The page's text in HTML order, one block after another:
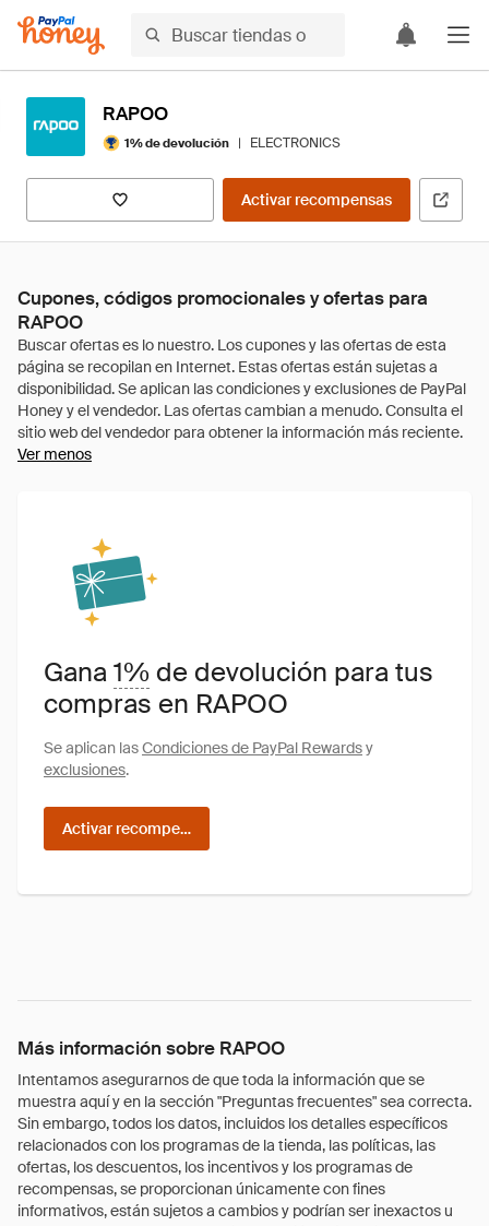
RAPOO
1% de devolución | ELECTRONICS
Activar recompensas
Cupones, códigos promocionales y ofertas para
RAPOO
Ver menos
Gana1% de devolución para tus
compras en RAPOO
Se aplican lasCondiciones de PayPal Rewardsy
exclusiones.
Activar recompensas
Más información sobre RAPOO
Intentamos asegurarnos de que toda la información que se
muestra aquí y en la sección "Preguntas frecuentes" sea correcta.
Sin embargo, todos los datos, incluidos los detalles específicos
relacionados con los programas de la tienda, las políticas, las
ofertas, los descuentos, los incentivos y los programas de
recompensas, se proporcionan únicamente con fines
informativos, están sujetos a cambios y podrían ser inexactos u